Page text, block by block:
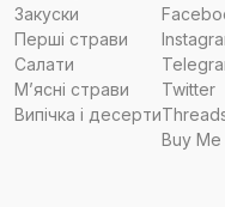
Закуски
Перші страви
Салати
Мʼясні страви
Випічка і десерти
Twitter
Buy